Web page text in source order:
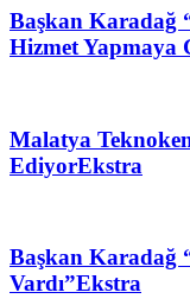
Başkan Karadağ
Hizmet Yapmaya
Malatya
EdiyorEkstra
Başkan Karadağ
Vardı”Ekstra